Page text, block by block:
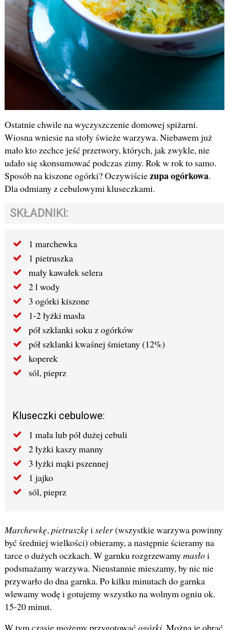
Ostatnie chwile na wyczyszczenie domowej spiżarni.
Wiosna wniesie na stoły świeże warzywa. Niebawem już
mało kto zechce jeść przetwory, których, jak zwykle, nie
udało się skonsumować podczas zimy. Rok w rok to samo.
Sposób na kiszone ogórki? Oczywiściezupa ogórkowa.
Dla odmiany z cebulowymi kluseczkami.
SKŁADNIKI:
1 marchewka
1 pietruszka
mały kawałek selera
2 l wody
3 ogórki kiszone
1-2 łyżki masła
pół szklanki soku z ogórków
pół szklanki kwaśnej śmietany (12%)
koperek
sól, pieprz
Kluseczki cebulowe:
1 mała lub pół dużej cebuli
2 łyżki kaszy manny
3 łyżki mąki pszennej
1 jajko
sól, pieprz
Marchewkę,pietruszkęiseler(wszystkie warzywa powinny
być średniej wielkości) obieramy, a następnie ścieramy na
tarce o dużych oczkach. W garnku rozgrzewamymasłoi
podsmażamy warzywa. Nieustannie mieszamy, by nic nie
przywarło do dna garnka. Po kilku minutach do garnka
wlewamy wodę i gotujemy wszystko na wolnym ogniu ok.
15-20 minut.